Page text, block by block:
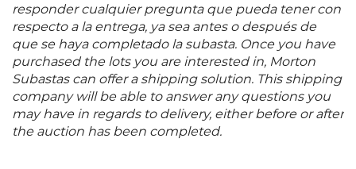
responder cualquier pregunta que pueda tener con
respecto a la entrega, ya sea antes o después de
que se haya completado la subasta. Once you have
purchased the lots you are interested in, Morton
Subastas can offer a shipping solution. This shipping
company will be able to answer any questions you
may have in regards to delivery, either before or after
the auction has been completed.